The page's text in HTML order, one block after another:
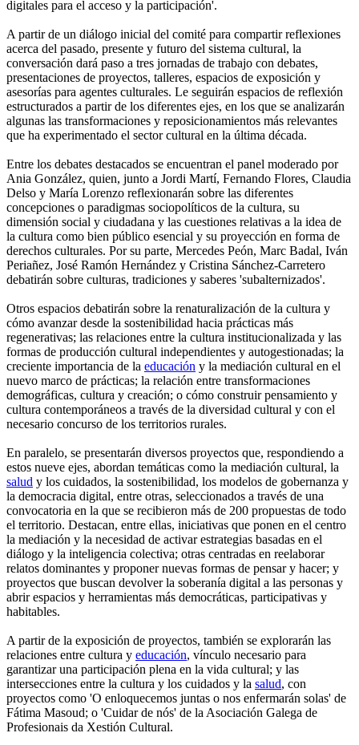
digitales para el acceso y la participación'.
A partir de un diálogo inicial del comité para compartir reflexiones
acerca del pasado, presente y futuro del sistema cultural, la
conversación dará paso a tres jornadas de trabajo con debates,
presentaciones de proyectos, talleres, espacios de exposición y
asesorías para agentes culturales. Le seguirán espacios de reflexión
estructurados a partir de los diferentes ejes, en los que se analizarán
algunas las transformaciones y reposicionamientos más relevantes
que ha experimentado el sector cultural en la última década.
Entre los debates destacados se encuentran el panel moderado por
Ania González, quien, junto a Jordi Martí, Fernando Flores, Claudia
Delso y María Lorenzo reflexionarán sobre las diferentes
concepciones o paradigmas sociopolíticos de la cultura, su
dimensión social y ciudadana y las cuestiones relativas a la idea de
la cultura como bien público esencial y su proyección en forma de
derechos culturales. Por su parte, Mercedes Peón, Marc Badal, Iván
Periañez, José Ramón Hernández y Cristina Sánchez-Carretero
debatirán sobre culturas, tradiciones y saberes 'subalternizados'.
Otros espacios debatirán sobre la renaturalización de la cultura y
cómo avanzar desde la sostenibilidad hacia prácticas más
regenerativas; las relaciones entre la cultura institucionalizada y las
formas de producción cultural independientes y autogestionadas; la
creciente importancia de la educación y la mediación cultural en el
nuevo marco de prácticas; la relación entre transformaciones
demográficas, cultura y creación; o cómo construir pensamiento y
cultura contemporáneos a través de la diversidad cultural y con el
necesario concurso de los territorios rurales.
En paralelo, se presentarán diversos proyectos que, respondiendo a
estos nueve ejes, abordan temáticas como la mediación cultural, la
salud y los cuidados, la sostenibilidad, los modelos de gobernanza y
la democracia digital, entre otras, seleccionados a través de una
convocatoria en la que se recibieron más de 200 propuestas de todo
el territorio. Destacan, entre ellas, iniciativas que ponen en el centro
la mediación y la necesidad de activar estrategias basadas en el
diálogo y la inteligencia colectiva; otras centradas en reelaborar
relatos dominantes y proponer nuevas formas de pensar y hacer; y
proyectos que buscan devolver la soberanía digital a las personas y
abrir espacios y herramientas más democráticas, participativas y
habitables.
A partir de la exposición de proyectos, también se explorarán las
relaciones entre cultura y educación, vínculo necesario para
garantizar una participación plena en la vida cultural; y las
intersecciones entre la cultura y los cuidados y la salud, con
proyectos como 'O enloquecemos juntas o nos enfermarán solas' de
Fátima Masoud; o 'Cuidar de nós' de la Asociación Galega de
Profesionais da Xestión Cultural.